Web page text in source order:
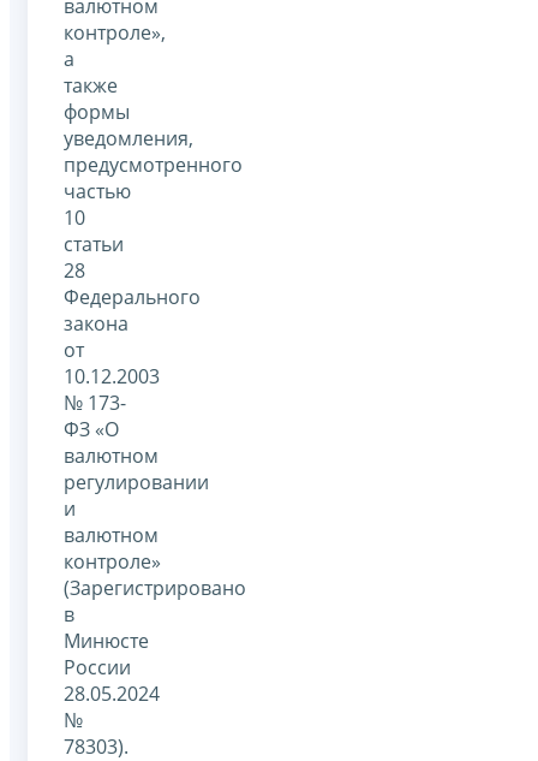
валютном
контроле»,
а
также
формы
уведомления,
предусмотренного
частью
10
статьи
28
Федерального
закона
от
10.12.2003
№ 173-
ФЗ «О
валютном
регулировании
и
валютном
контроле»
(Зарегистрировано
в
Минюсте
России
28.05.2024
№
78303).